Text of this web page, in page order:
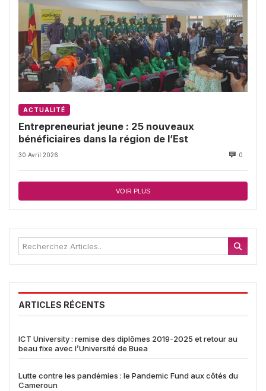
ACTUALITÉ
Entrepreneuriat jeune : 25 nouveaux
bénéficiaires dans la région de l’Est
30 Avril 2026 0
VOIR PLUS
ARTICLES RÉCENTS
ICT University : remise des diplômes 2019-2025 et retour au
beau fixe avec l’Université de Buea
Lutte contre les pandémies : le Pandemic Fund aux côtés du
Cameroun